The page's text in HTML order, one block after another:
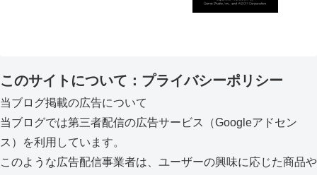
このサイトについて：プライバシーポリシー
当ブログ掲載の広告について
当ブログでは第三者配信の広告サービス（Googleアドセン
ス）を利用しています。
このような広告配信事業者は、ユーザーの興味に応じた商品や